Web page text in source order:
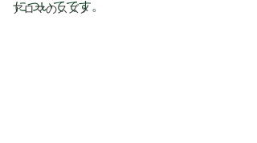
アロマのススメ
についてです。